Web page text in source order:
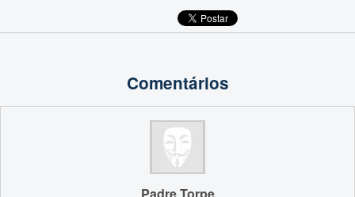
Comentários
Padre Torpe